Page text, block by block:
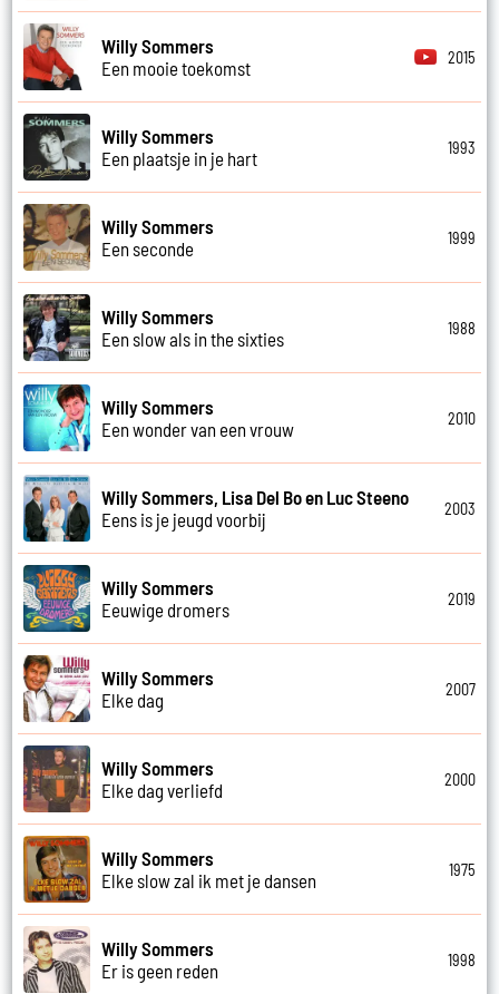
Willy Sommers
Een mooie toekomst
2015
Willy Sommers
Een plaatsje in je hart
1993
Willy Sommers
Een seconde
1999
Willy Sommers
Een slow als in the sixties
1988
Willy Sommers
Een wonder van een vrouw
2010
Willy Sommers, Lisa Del Bo en Luc Steeno
Eens is je jeugd voorbij
2003
Willy Sommers
Eeuwige dromers
2019
Willy Sommers
Elke dag
2007
Willy Sommers
Elke dag verliefd
2000
Willy Sommers
Elke slow zal ik met je dansen
1975
Willy Sommers
Er is geen reden
1998